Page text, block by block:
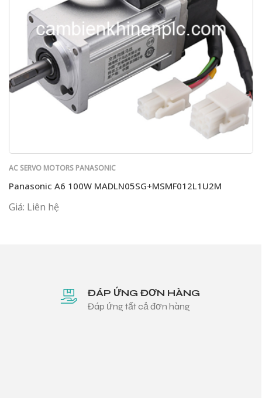
AC SERVO MOTORS PANASONIC
Panasonic A6 100W MADLN05SG+MSMF012L1U2M
Giá: Liên hệ
ĐÁP ỨNG ĐƠN HÀNG
Đáp ứng tất cả đơn hàng